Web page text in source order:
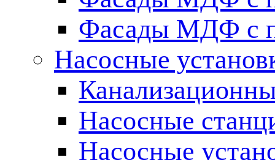
Фасады МДФ с
Насосные
Насосные
Насосные